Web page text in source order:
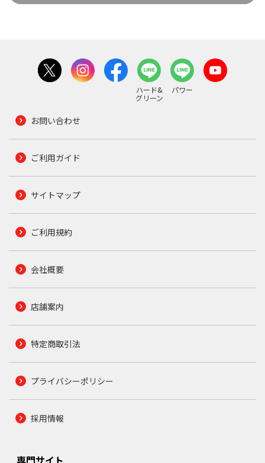
ハード&
グリーン
パワー
お問い合わせ
ご利用ガイド
サイトマップ
ご利用規約
会社概要
店舗案内
特定商取引法
プライバシーポリシー
採用情報
専門サイト